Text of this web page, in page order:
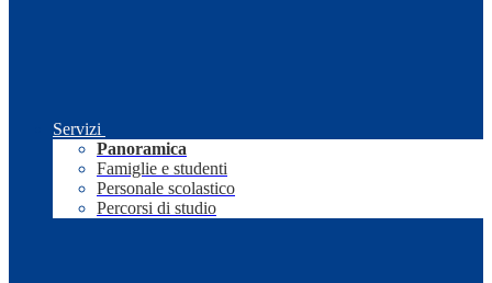
Servizi
Panoramica
Famiglie e studenti
Personale scolastico
Percorsi di studio